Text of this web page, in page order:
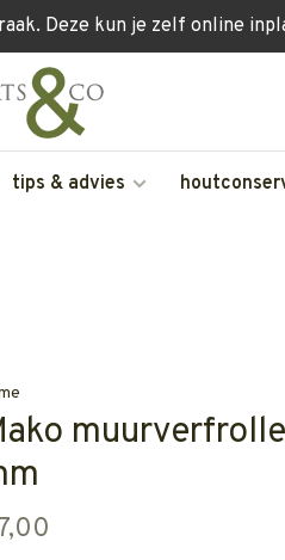
Deze kun je zelf online
tips & advies